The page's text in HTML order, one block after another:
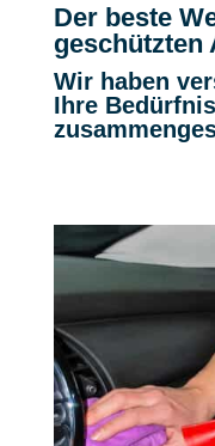
Der beste
geschützten
Wir haben
Ihre